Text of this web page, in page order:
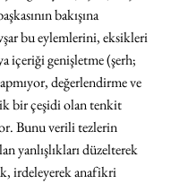
bakışına
bu eylemlerini, eksikleri
içeriği genişletme (şerh;
değerlendirme ve
bir çeşidi olan tenkit
Bunu verili tezlerin
yanlışlıkları düzelterek
irdeleyerek anafikri